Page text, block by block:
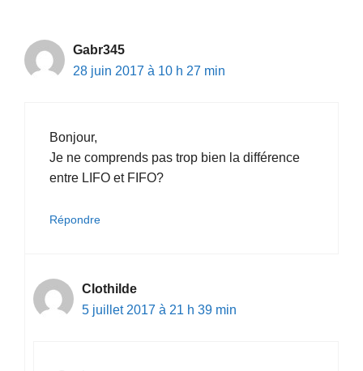
Gabr345
28 juin 2017 à 10 h 27 min
Bonjour,
Je ne comprends pas trop bien la différence
entre LIFO et FIFO?
Répondre
Clothilde
5 juillet 2017 à 21 h 39 min